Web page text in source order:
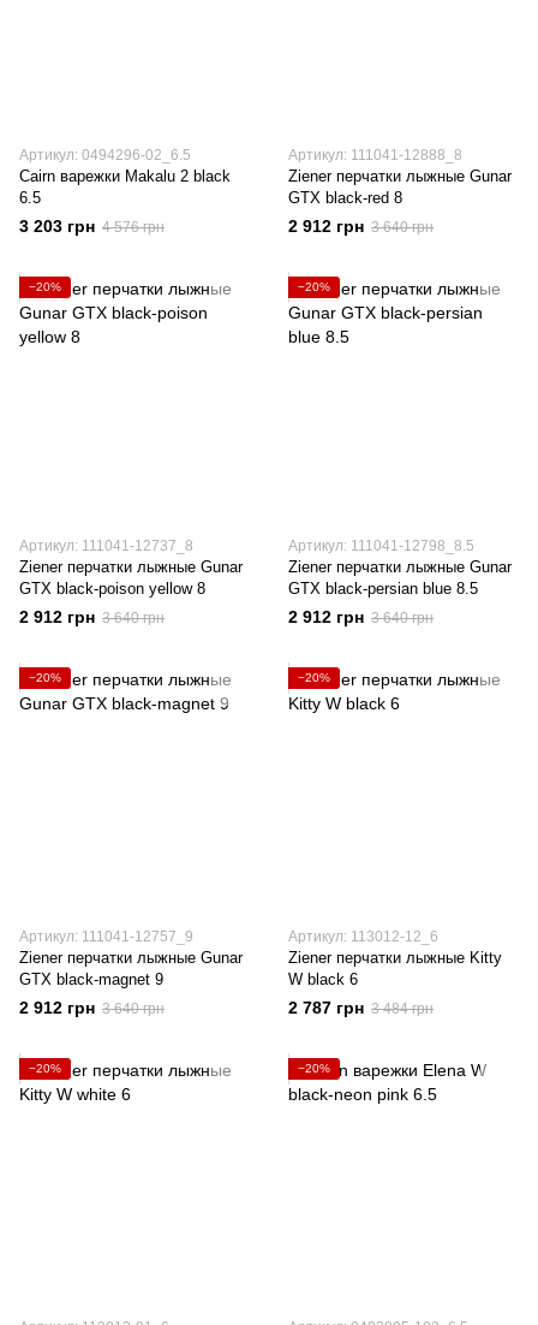
Артикул: 0494296-02_6.5
Cairn варежки Makalu 2 black
6.5
3 203 грн 4 576 грн
Артикул: 111041-12888_8
Ziener перчатки лыжные Gunar
GTX black-red 8
2 912 грн 3 640 грн
−20%
Артикул: 111041-12737_8
Ziener перчатки лыжные Gunar
GTX black-poison yellow 8
2 912 грн 3 640 грн
−20%
Артикул: 111041-12798_8.5
Ziener перчатки лыжные Gunar
GTX black-persian blue 8.5
2 912 грн 3 640 грн
−20%
Артикул: 111041-12757_9
Ziener перчатки лыжные Gunar
GTX black-magnet 9
2 912 грн 3 640 грн
−20%
Артикул: 113012-12_6
Ziener перчатки лыжные Kitty
W black 6
2 787 грн 3 484 грн
−20% −20%